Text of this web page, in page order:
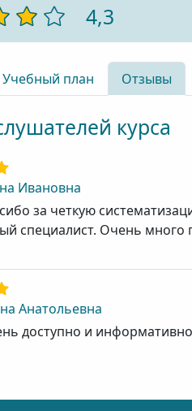
4,3
Учебный план Отзывы
курса
Ивановна
за четкую
специалист. Очень
Анатольевна
доступно и